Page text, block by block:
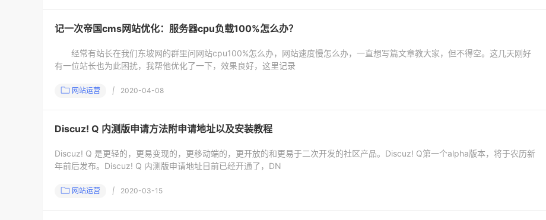
记一次帝国cms网站优化：服务器cpu负载100%怎么办？
经常有站长在我们东坡网的群里问网站cpu100%怎么办，网站速度慢怎么办，一直想写篇文章教大家，但不得空。这几天刚好
有一位站长也为此困扰，我帮他优化了一下，效果良好，这里记录
网站运营 | 2020-04-08
Discuz! Q 内测版申请方法附申请地址以及安装教程
Discuz! Q 是更轻的，更易变现的，更移动端的，更开放的和更易于二次开发的社区产品。Discuz! Q第一个alpha版本，将于农历新
年前后发布。Discuz! Q 内测版申请地址目前已经开通了，DN
网站运营 | 2020-03-15